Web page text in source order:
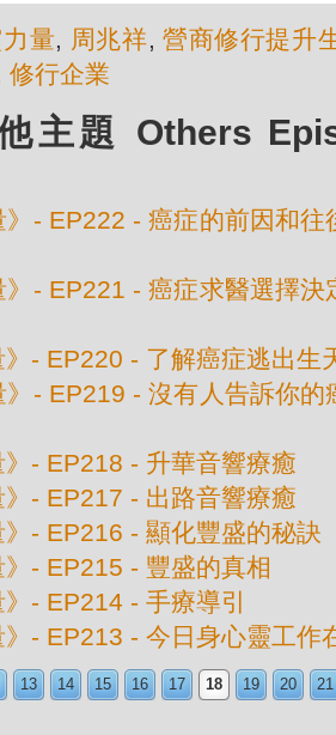
量, 周兆祥,營商修行提升
修行企業
主題 Others
》- EP222 - 癌症的前因和
》- EP221 - 癌症求醫選擇
》- EP220 - 了解癌症逃出生
》- EP219 - 沒有人告訴你
》- EP218 - 升華音響療癒
》- EP217 - 出路音響療癒
》- EP216 - 顯化豐盛的秘訣
》- EP215 - 豐盛的真相
》- EP214 - 手療導引
》- EP213 - 今日身心靈工作
13 14 15 16 17 18 19 20 21